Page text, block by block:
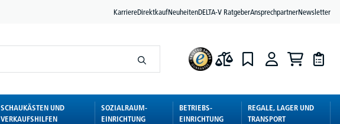
KarriereDirektkaufNeuheitenDELTA-V RatgeberAnsprechpartnerNewsletter
SCHAUKÄSTEN UND
VERKAUFSHILFEN
SOZIALRAUM-
EINRICHTUNG
BETRIEBS-
EINRICHTUNG
REGALE, LAGER UND
TRANSPORT